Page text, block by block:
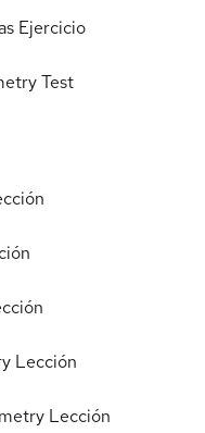
Ejercicio
Test
Lección
Lección